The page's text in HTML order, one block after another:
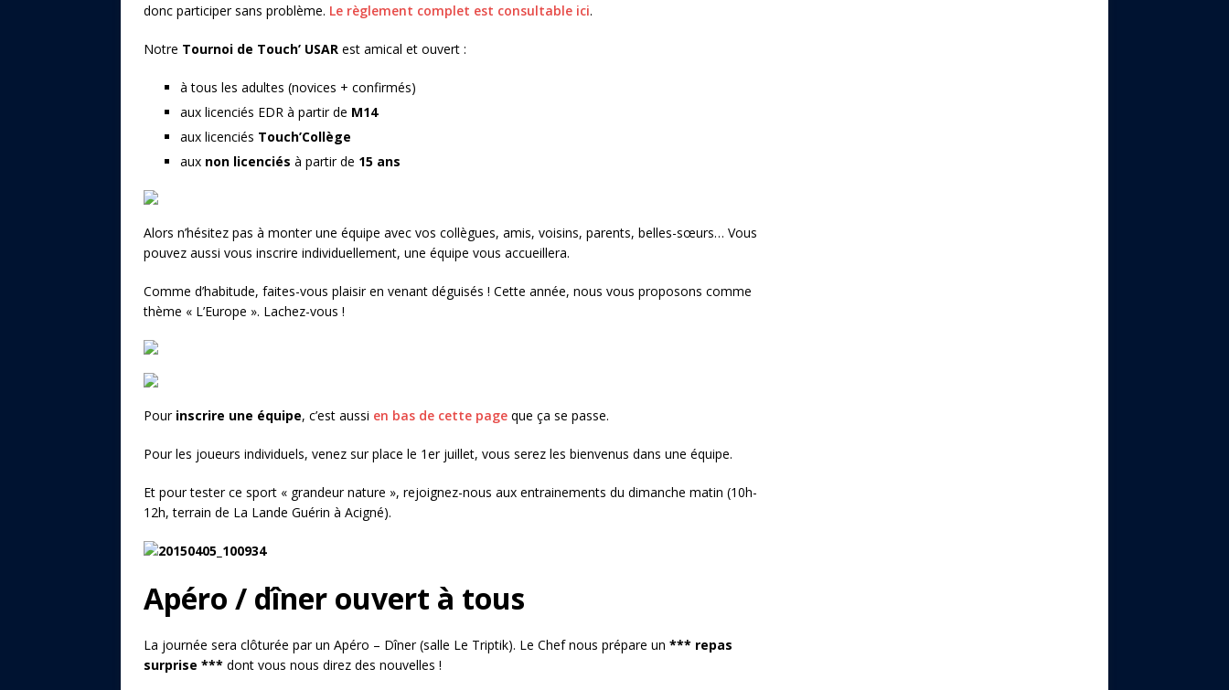
donc participer sans problème. Le règlement complet est consultable ici.
Notre Tournoi de Touch’ USAR est amical et ouvert :
à tous les adultes (novices + confirmés)
aux licenciés EDR à partir de M14
aux licenciés Touch’Collège
aux non licenciés à partir de 15 ans
Alors n’hésitez pas à monter une équipe avec vos collègues, amis, voisins, parents, belles-sœurs… Vous
pouvez aussi vous inscrire individuellement, une équipe vous accueillera.
Comme d’habitude, faites-vous plaisir en venant déguisés ! Cette année, nous vous proposons comme
thème « L’Europe ». Lachez-vous !
Pour inscrire une équipe, c’est aussi en bas de cette page que ça se passe.
Pour les joueurs individuels, venez sur place le 1er juillet, vous serez les bienvenus dans une équipe.
Et pour tester ce sport « grandeur nature », rejoignez-nous aux entrainements du dimanche matin (10h-
12h, terrain de La Lande Guérin à Acigné).
Apéro / dîner ouvert à tous
La journée sera clôturée par un Apéro – Dîner (salle Le Triptik). Le Chef nous prépare un *** repas
surprise *** dont vous nous direz des nouvelles !